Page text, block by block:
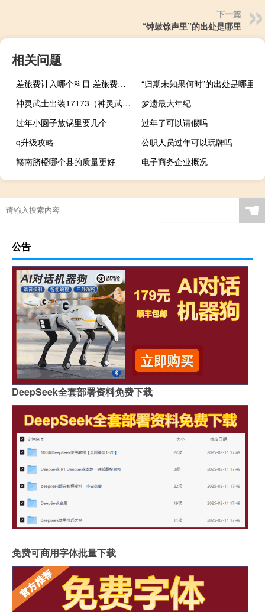
下一篇
“钟鼓馀声里”的出处是哪里
相关问题
差旅费计入哪个科目 差旅费入什么科目
“归期未知果何时”的出处是哪里
神灵武士出装17173（神灵武士出装）
梦遗最大年纪
过年小圆子放锅里要几个
过年了可以请假吗
q升级攻略
公职人员过年可以玩牌吗
赣南脐橙哪个县的质量更好
电子商务企业概况
☚
公告
DeepSeek全套部署资料免费下载
免费可商用字体批量下载